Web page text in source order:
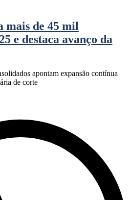
mais de 45 mil
e destaca avanço da
apontam expansão contínua
de corte